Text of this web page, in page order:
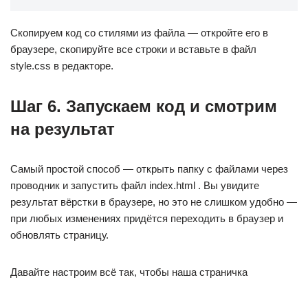
Скопируем код со стилями из файла — откройте его в
браузере, скопируйте все строки и вставьте в файл
style.css в редакторе.
Шаг 6. Запускаем код и смотрим
на результат
Самый простой способ — открыть папку с файлами через
проводник и запустить файл index.html . Вы увидите
результат вёрстки в браузере, но это не слишком удобно —
при любых изменениях придётся переходить в браузер и
обновлять страницу.
Давайте настроим всё так, чтобы наша страничка